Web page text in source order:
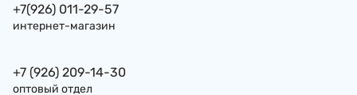
+7(926) 011-29-57
интернет-магазин
+7 (926) 209-14-30
оптовый отдел